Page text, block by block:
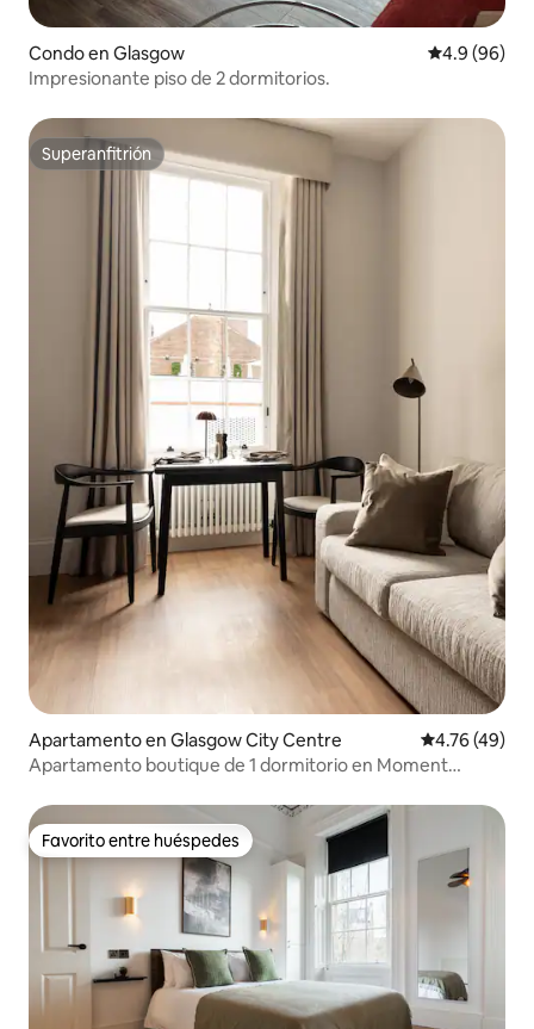
Condo en Glasgow Calificación
4.9 (96)
Impresionante piso de 2 dormitorios.
Superanfitrión
Superanfitrión
Apartamento en Glasgow City Centre Calificación
4.76 (49)
Apartamento boutique de 1 dormitorio en Moment
Favorito entre huéspedes
Favorito entre huéspedes